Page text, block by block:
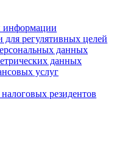
информации
регулятивных целей
данных
данных
услуг
резидентов